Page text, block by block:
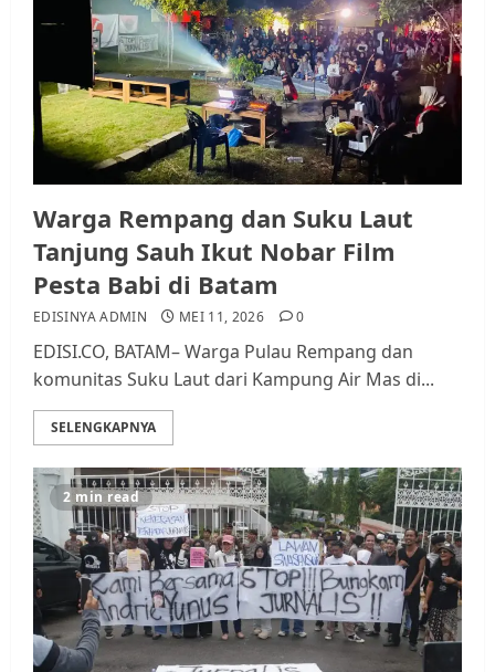
Warga Rempang dan Suku Laut
Tanjung Sauh Ikut Nobar Film
Pesta Babi di Batam
EDISINYA ADMIN MEI 11, 2026 0
EDISI.CO, BATAM– Warga Pulau Rempang dan
komunitas Suku Laut dari Kampung Air Mas di...
SELENGKAPNYA
2 min read